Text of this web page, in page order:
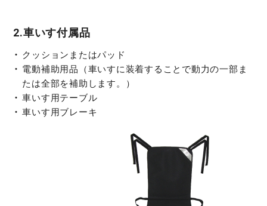
2.車いす付属品
クッションまたはパッド
電動補助用品（車いすに装着することで動力の一部ま
たは全部を補助します。）
車いす用テーブル
車いす用ブレーキ